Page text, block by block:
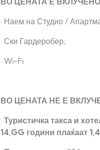
· Наем на Студио /
· Ски Гардеробер;
· Wi-Fi
ВО ЦЕНАТА НЕ Е
· Туристичка такса и
14,GG години плаќаат